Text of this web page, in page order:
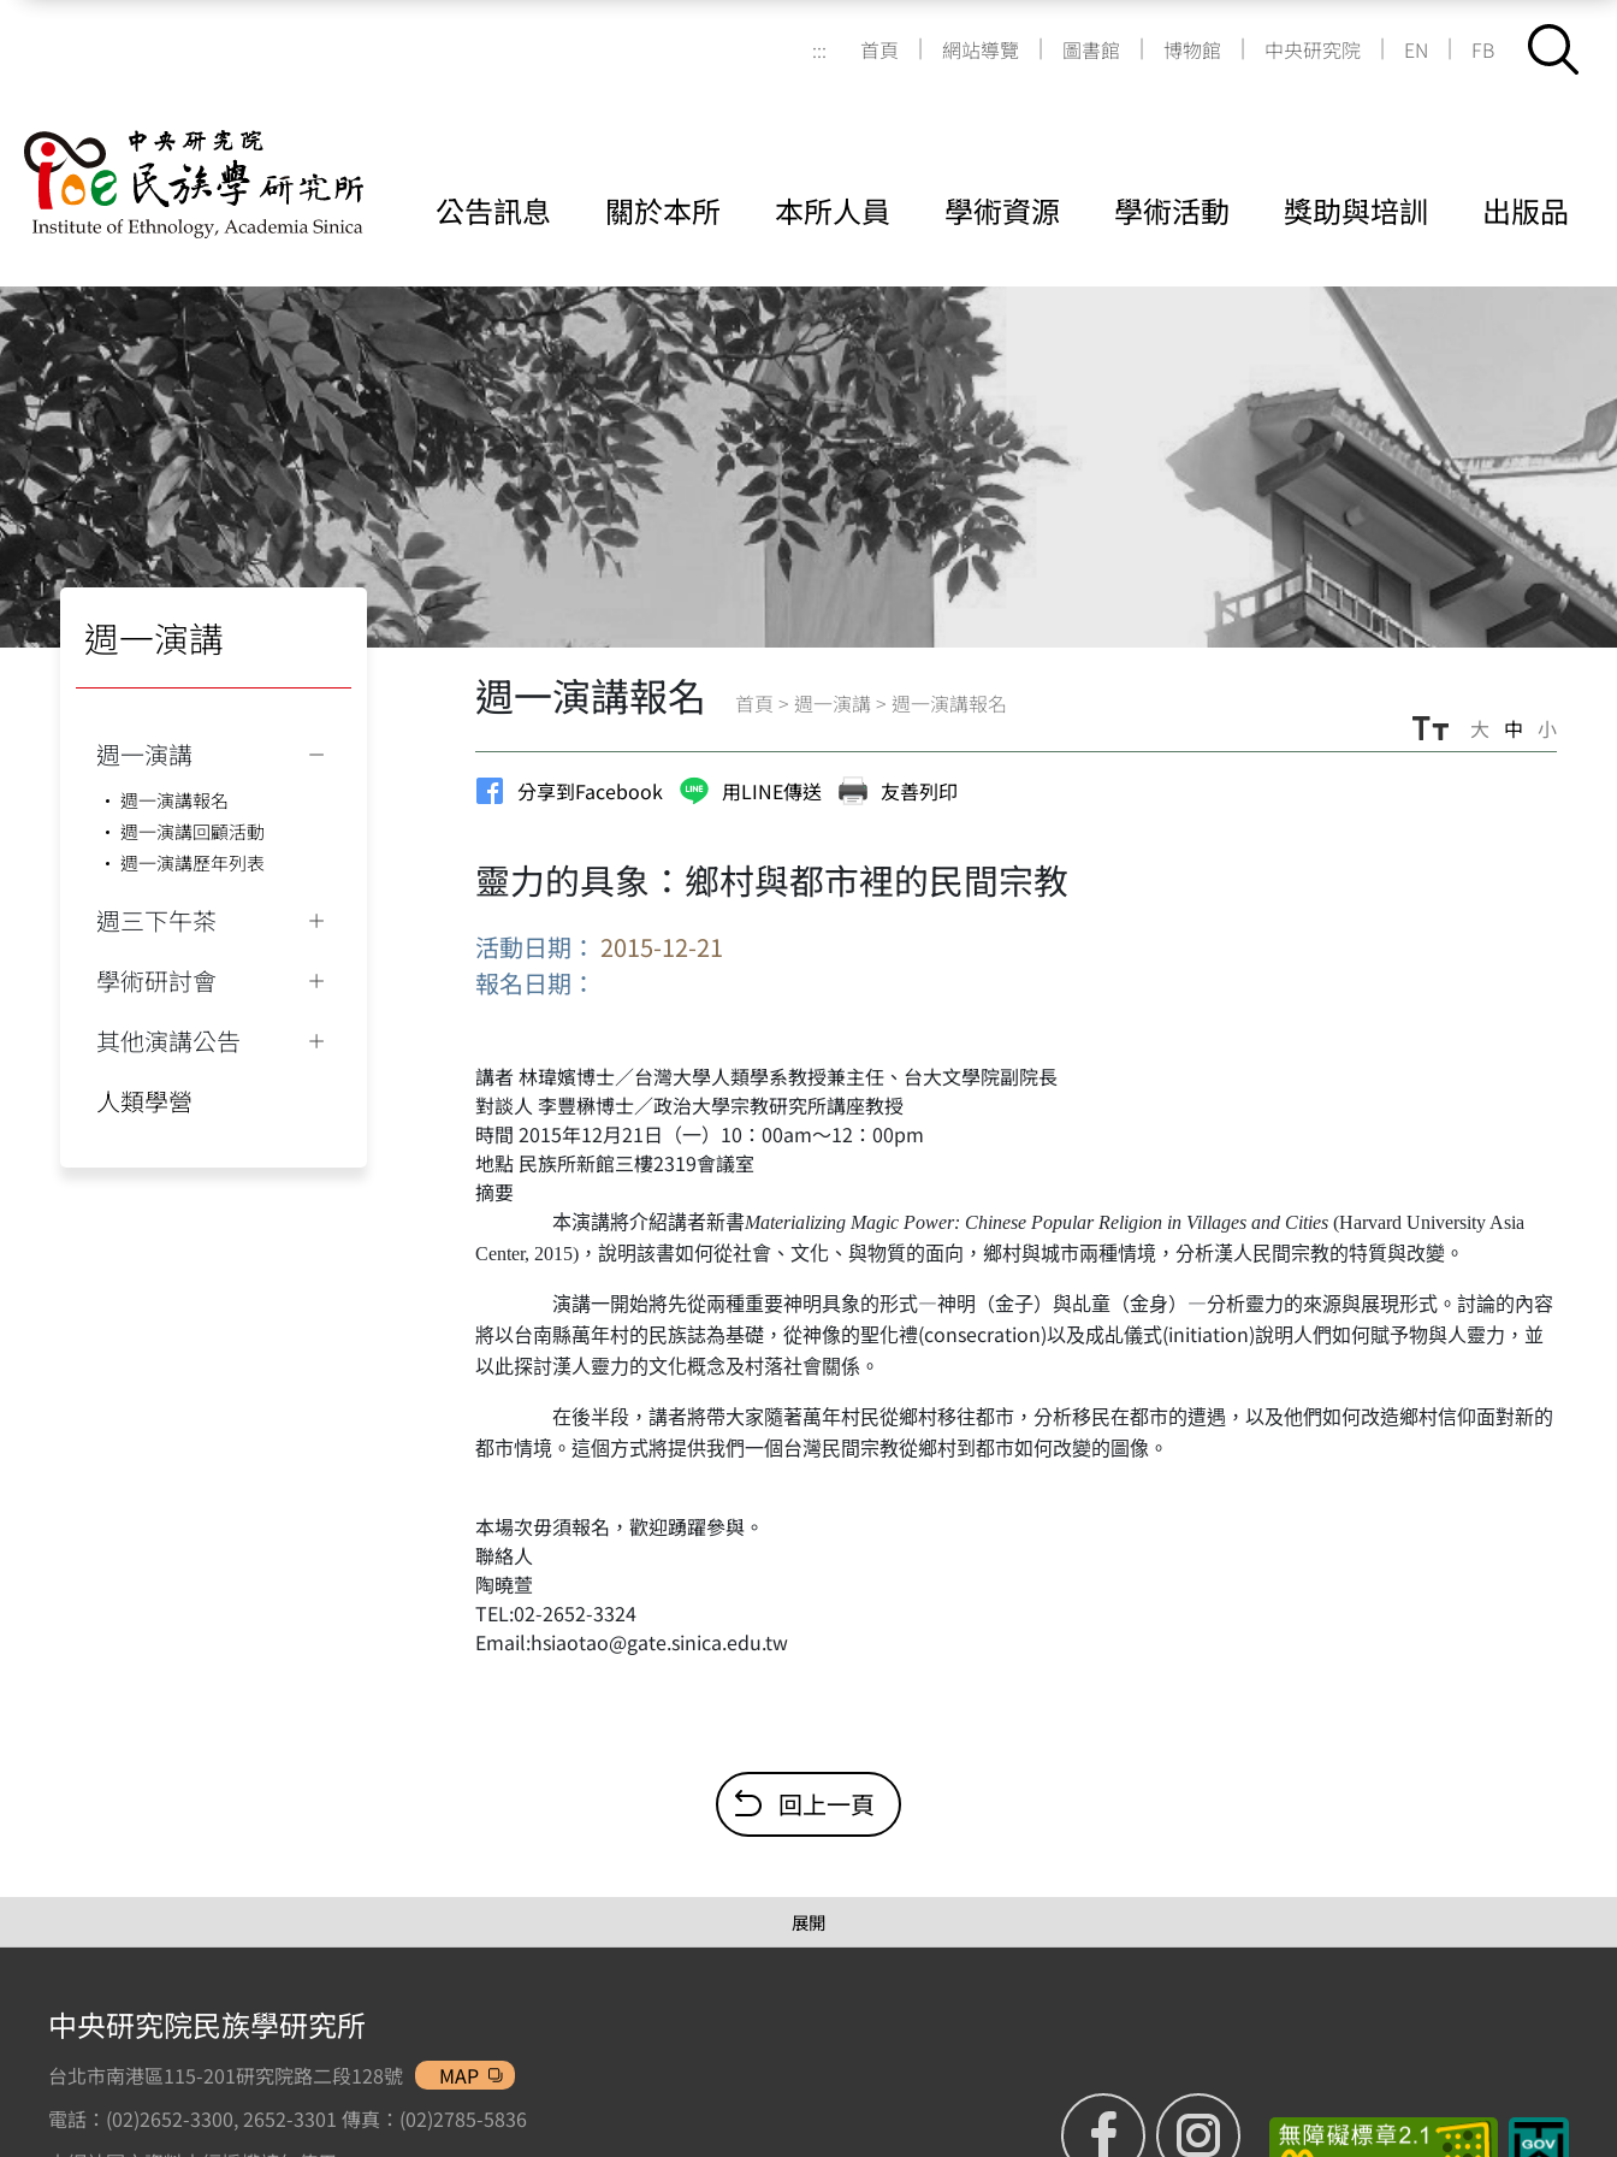
::: 首頁 | 網站導覽 | 圖書館 | 博物館 | 中央研究院 | EN | FB
公告訊息 關於本所 本所人員 學術資源 學術活動 獎助與培訓 出版品
週一演講
週一演講
週一演講報名
週一演講回顧活動
週一演講歷年列表
週三下午茶
學術研討會
其他演講公告
人類學營
週一演講報名 首頁 > 週一演講 > 週一演講報名
大 中 小
分享到Facebook 用LINE傳送 友善列印
靈力的具象：鄉村與都市裡的民間宗教
活動日期： 2015-12-21
報名日期：
講者 林瑋嬪博士／台灣大學人類學系教授兼主任、台大文學院副院長
對談人 李豐楙博士／政治大學宗教研究所講座教授
時間 2015年12月21日（一）10：00am～12：00pm
地點 民族所新館三樓2319會議室
摘要
本演講將介紹講者新書Materializing Magic Power: Chinese Popular Religion in Villages and Cities(Harvard University Asia
Center, 2015) ，說明該書如何從社會、文化、與物質的面向，鄉村與城市兩種情境，分析漢人民間宗教的特質與改變。
演講一開始將先從兩種重要神明具象的形式—神明（金子）與乩童（金身） —分析靈力的來源與展現形式。討論的內容
將以台南縣萬年村的民族誌為基礎，從神像的聖化禮(consecration)以及成乩儀式(initiation)說明人們如何賦予物與人靈力，並
以此探討漢人靈力的文化概念及村落社會關係。
在後半段，講者將帶大家隨著萬年村民從鄉村移往都市，分析移民在都市的遭遇，以及他們如何改造鄉村信仰面對新的
都市情境。這個方式將提供我們一個台灣 民間宗教從鄉村到都市如何改變的圖像。
本場次毋須報名，歡迎踴躍參與。
聯絡人
陶曉萱
TEL:02-2652-3324
Email:hsiaotao@gate.sinica.edu.tw
回上一頁
展開
中央研究院民族學研究所
台北市南港區115-201研究院路二段128號
MAP
電話：(02)2652-3300, 2652-3301 傳真：(02)2785-5836